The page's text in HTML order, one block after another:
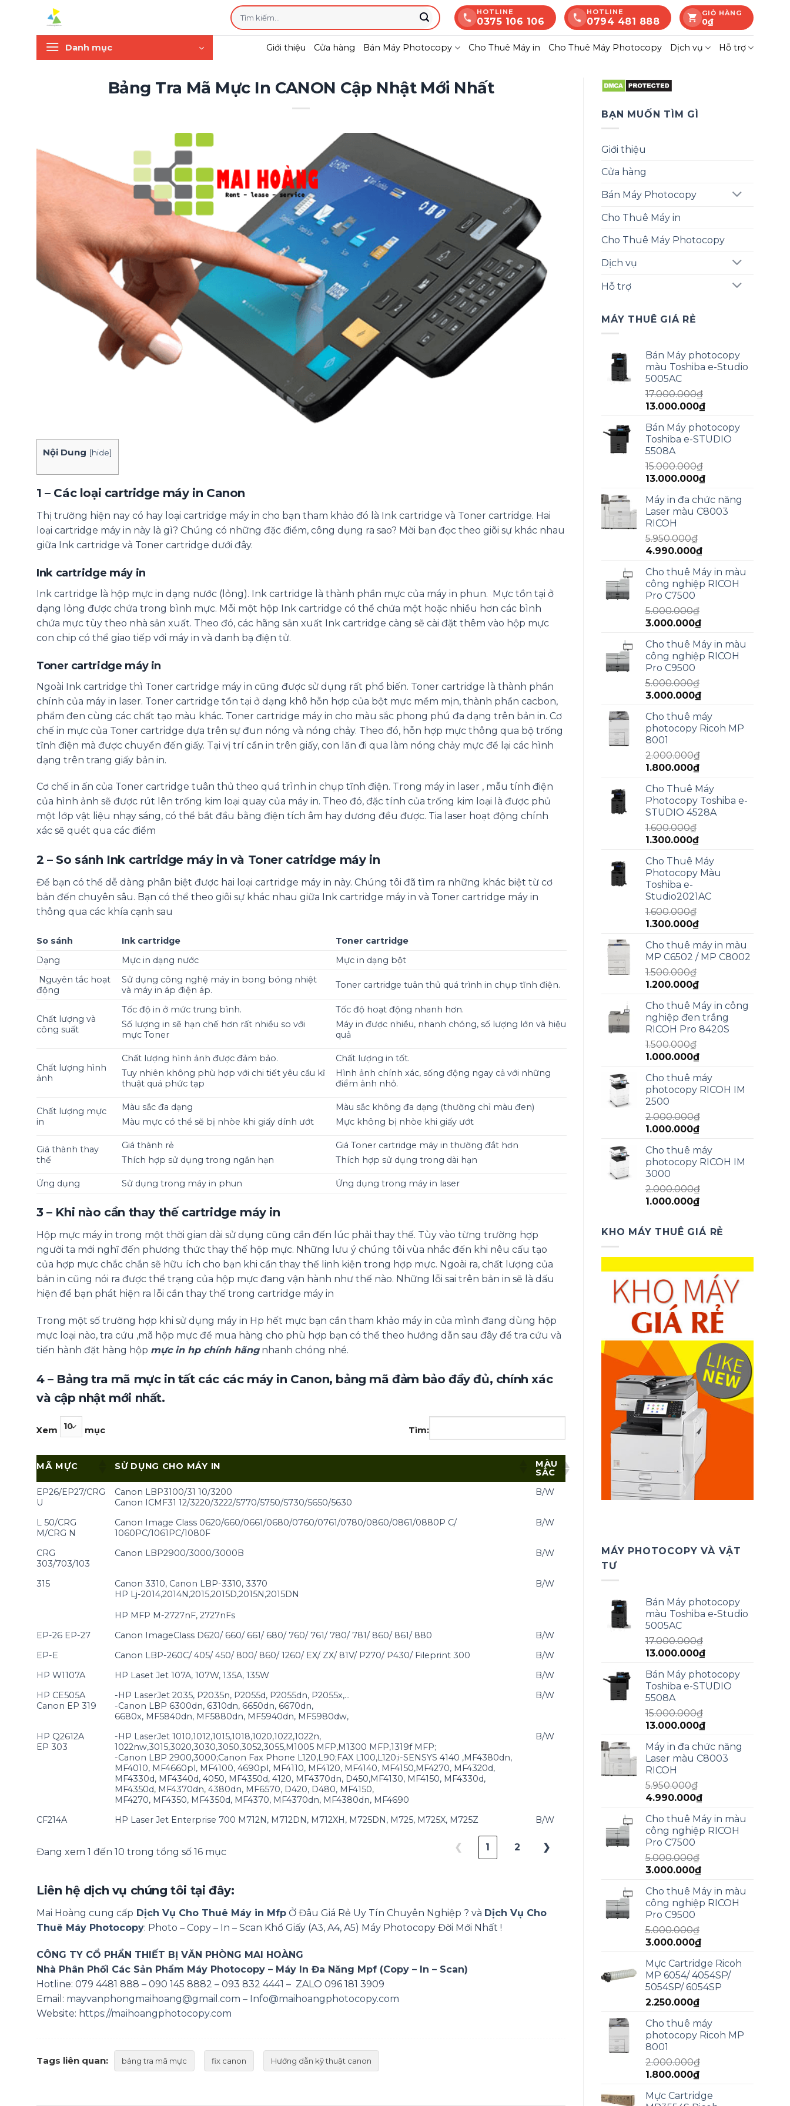
Tìm
kiếm:
HOTLINE
0375 106 106
HOTLINE
0794 481 888
GIỎ HÀNG
0₫
Danh mục Giới thiệu Cửa hàng Bán Máy Photocopy Cho Thuê Máy in Cho Thuê Máy Photocopy Dịch vụ Hỗ trợ
Bảng Tra Mã Mực In CANON Cập Nhật Mới Nhất
Nội Dung [hide]
1 – Các loại cartridge máy in Canon
Thị trường hiện nay có hay loại cartridge máy in cho bạn tham khảo đó là Ink cartridge và Toner cartridge. Hai
loại cartridge máy in này là gì? Chúng có những đặc điểm, công dụng ra sao? Mời bạn đọc theo giõi sự khác nhau
giữa Ink cartridge và Toner cartridge dưới đây.
Ink cartridge máy in
Ink cartridge là hộp mực in dạng nước (lỏng). Ink cartridge là thành phần mực của máy in phun. Mực tồn tại ở
dạng lỏng được chứa trong bình mực. Mỗi một hộp Ink cartridge có thể chứa một hoặc nhiều hơn các bình
chứa mực tùy theo nhà sản xuất. Theo đó, các hãng sản xuất Ink cartridge càng sẽ cài đặt thêm vào hộp mực
con chip có thể giao tiếp với máy in và danh bạ điện tử.
Toner cartridge máy in
Ngoài Ink cartridge thì Toner cartridge máy in cũng được sử dụng rất phổ biến. Toner cartridge là thành phần
chính của máy in laser. Toner cartridge tồn tại ở dạng khô hỗn hợp của bột mực mềm mịn, thành phần cacbon,
phẩm đen cùng các chất tạo màu khác. Toner cartridge máy in cho màu sắc phong phú đa dạng trên bản in. Cơ
chế in mực của Toner cartridge dựa trên sự đun nóng và nóng chảy. Theo đó, hỗn hợp mực thông qua bộ trống
tĩnh điện mà được chuyển đến giấy. Tại vị trí cần in trên giấy, con lăn đi qua làm nóng chảy mực để lại các hình
dạng trên trang giấy bản in.
Cơ chế in ấn của Toner cartridge tuân thủ theo quá trình in chụp tĩnh điện. Trong máy in laser , mẫu tính điện
của hình ảnh sẽ được rút lên trống kim loại quay của máy in. Theo đó, đặc tính của trống kim loại là được phủ
một lớp vật liệu nhạy sáng, có thể bắt đầu bằng điện tích âm hay dương đều được. Tia laser hoạt động chính
xác sẽ quét qua các điểm
2 – So sánh Ink cartridge máy in và Toner catridge máy in
Để bạn có thể dễ dàng phân biệt được hai loại cartridge máy in này. Chúng tôi đã tìm ra những khác biệt từ cơ
bản đến chuyên sâu. Bạn có thể theo giõi sự khác nhau giữa Ink cartridge máy in và Toner cartridge máy in
thông qua các khía cạnh sau
So sánh Ink cartridge
Toner cartridge
Dạng
Mực in dạng nước
Mực in dạng bột
Nguyên tắc hoạt
động
Sử dụng công nghệ máy in bong bóng nhiệt
và máy in áp điện áp.
Toner cartridge tuân thủ quá trình in chụp tĩnh điện.
Chất lượng và
công suất
Tốc độ in ở mức trung bình.
Số lượng in sẽ hạn chế hơn rất nhiều so với
mực Toner
Tốc độ hoạt động nhanh hơn.
Máy in được nhiều, nhanh chóng, số lượng lớn và hiệu
quả
Chất lượng hình
ảnh
Chất lượng hình ảnh được đảm bảo.
Tuy nhiên không phù hợp với chi tiết yêu cầu kĩ
thuật quá phức tạp
Chất lượng in tốt.
Hình ảnh chính xác, sống động ngay cả với những
điểm ảnh nhỏ.
Chất lượng mực
in
Màu sắc đa dạng
Màu mực có thể sẽ bị nhòe khi giấy dính ướt
Màu sắc không đa dạng (thường chỉ màu đen)
Mực không bị nhòe khi giấy ướt
Giá thành thay
thế
Giá thành rẻ
Thích hợp sử dụng trong ngắn hạn
Giá Toner cartridge máy in thường đắt hơn
Thích hợp sử dụng trong dài hạn
Ứng dụng Sử dụng trong máy in phun Ứng dụng trong máy in laser
3 – Khi nào cần thay thế cartridge máy in
Hộp mực máy in trong một thời gian dài sử dụng cũng cần đến lúc phải thay thế. Tùy vào từng trường hợp
người ta mới nghĩ đến phương thức thay thế hộp mực. Những lưu ý chúng tôi vùa nhắc đến khi nêu cấu tạo
của hợp mực chắc chắn sẽ hữu ích cho bạn khi cần thay thế linh kiện trong hợp mực. Ngoài ra, chất lượng của
bản in cũng nói ra được thể trạng của hộp mực đang vận hành như thế nào. Những lỗi sai trên bản in sẽ là dấu
hiện để bạn phát hiện ra lỗi cần thay thế trong cartridge máy in
Trong một số trường hợp khi sử dụng máy in Hp hết mực bạn cần tham khảo máy in của mình đang dùng hộp
mực loại nào, tra cứu ,mã hộp mực để mua hàng cho phù hợp bạn có thể theo hướng dẫn sau đây để tra cứu và
tiến hành đặt hàng hộp mực in hp chính hãngnhanh chóng nhé.
4 – Bảng tra mã mực in tất các các máy in Canon, bảng mã đảm bảo đầy đủ, chính xác
và cập nhật mới nhất.
Xem mục Tìm:
MÃ MỰC SỬ DỤNG CHO MÁY IN
MÀU
SẮC
EP26/EP27/CRG
U
Canon LBP3100/31 10/3200
Canon ICMF31 12/3220/3222/5770/5750/5730/5650/5630
B/W
L 50/CRG
M/CRG N
Canon Image Class 0620/660/0661/0680/0760/0761/0780/0860/0861/0880P C/
1060PC/1061PC/1080F
B/W
CRG
303/703/103
Canon LBP2900/3000/3000B B/W
315
Canon 3310, Canon LBP-3310, 3370
HP Lj-2014,2014N,2015,2015D,2015N,2015DN
HP MFP M-2727nF, 2727nFs
B/W
EP-26 EP-27 Canon ImageClass D620/ 660/ 661/ 680/ 760/ 761/ 780/ 781/ 860/ 861/ 880
B/W
EP-E
Canon LBP-260C/ 405/ 450/ 800/ 860/ 1260/ EX/ ZX/ 81V/ P270/ P430/ Fileprint 300
B/W
HP W1107A
HP Laset Jet 107A, 107W, 135A, 135W
B/W
HP CE505A
Canon EP 319
-HP LaserJet 2035, P2035n, P2055d, P2055dn, P2055x,…
-Canon LBP 6300dn, 6310dn, 6650dn, 6670dn,
6680x, MF5840dn, MF5880dn, MF5940dn, MF5980dw,
B/W
HP Q2612A
EP 303
-HP LaserJet 1010,1012,1015,1018,1020,1022,1022n,
1022nw,3015,3020,3030,3050,3052,3055,M1005 MFP,M1300 MFP,1319f MFP;
-Canon LBP 2900,3000;Canon Fax Phone L120,L90;FAX L100,L120;i-SENSYS 4140 ,MF4380dn,
MF4010, MF4660pl, MF4100, 4690pl, MF4110, MF4120, MF4140, MF4150,MF4270, MF4320d,
MF4330d, MF4340d, 4050, MF4350d, 4120, MF4370dn, D450,MF4130, MF4150, MF4330d,
MF4350d, MF4370dn, 4380dn, MF6570, D420, D480, MF4150,
MF4270, MF4350, MF4350d, MF4370, MF4370dn, MF4380dn, MF4690
B/W
CF214A HP Laser Jet Enterprise 700 M712N, M712DN, M712XH, M725DN, M725, M725X, M725Z B/W
Đang xem 1 đến 10 trong tổng số 16 mục ❮ 1 2 ❯
Liên hệ dịch vụ chúng tôi tại đây:
Mai Hoàng cung cấp Dịch Vụ Cho Thuê Máy in Mfp Ở Đâu Giá Rẻ Uy Tín Chuyên Nghiệp ? và Dịch Vụ Cho
Thuê Máy Photocopy: Photo – Copy – In – Scan Khổ Giấy (A3, A4, A5) Máy Photocopy Đời Mới Nhất !
CÔNG TY CỔ PHẦN THIẾT BỊ VĂN PHÒNG MAI HOÀNG
Nhà Phân Phối Các Sản Phẩm Máy Photocopy – Máy In Đa Năng Mpf (Copy – In – Scan)
Hotline: 079 4481 888 – 090 145 8882 – 093 832 4441 – ZALO 096 181 3909
Email: mayvanphongmaihoang@gmail.com – Info@maihoangphotocopy.com
Website: https://maihoangphotocopy.com
Tags liên quan: bảng tra mã mực fix canon Hướng dẫn kỹ thuật canon
BẠN MUỐN TÌM GÌ
Giới thiệu
Cửa hàng
Bán Máy Photocopy
Cho Thuê Máy in
Cho Thuê Máy Photocopy
Dịch vụ
Hỗ trợ
MÁY THUÊ GIÁ RẺ
Bán Máy photocopy
màu Toshiba e-Studio
5005AC
17.000.000₫
Giá
là:
17.000.000₫.
13.000.000₫Giá
tại
là:
Bán Máy photocopy
Toshiba e-STUDIO
5508A
15.000.000₫
Giá
là:
15.000.000₫.
13.000.000₫Giá
tại
là:
Máy in đa chức năng
Laser màu C8003
RICOH
5.950.000₫
Giá
là:
5.950.000₫.
4.990.000₫Giá
tại
là:
Cho thuê Máy in màu
công nghiệp RICOH
Pro C7500
5.000.000₫
Giá
là:
5.000.000₫.
3.000.000₫Giá
tại
là:
Cho thuê Máy in màu
công nghiệp RICOH
Pro C9500
5.000.000₫
Giá
là:
5.000.000₫.
3.000.000₫Giá
tại
là:
Cho thuê máy
photocopy Ricoh MP
8001
2.000.000₫
Giá
là:
2.000.000₫.
1.800.000₫Giá
tại
là:
1.800.000₫.
Cho Thuê Máy
Photocopy Toshiba e-
STUDIO 4528A
1.600.000₫
Giá
là:
1.600.000₫.
1.300.000₫Giá
tại
là:
Cho Thuê Máy
Photocopy Màu
Toshiba e-
Studio2021AC
1.600.000₫
Giá
là:
1.600.000₫.
1.300.000₫Giá
tại
là:
Cho thuê máy in màu
MP C6502 / MP C8002
1.500.000₫
Giá
là:
1.500.000₫.
1.200.000₫Giá
tại
là:
1.200.000₫.
Cho thuê Máy in công
nghiệp đen trắng
RICOH Pro 8420S
1.500.000₫
Giá
là:
1.500.000₫.
1.000.000₫Giá
tại
là:
Cho thuê máy
photocopy RICOH IM
2500
2.000.000₫
Giá
là:
2.000.000₫.
1.000.000₫Giá
tại
là:
Cho thuê máy
photocopy RICOH IM
3000
2.000.000₫
Giá
là:
2.000.000₫.
1.000.000₫Giá
tại
là:
KHO MÁY THUÊ GIÁ RẺ
MÁY PHOTOCOPY VÀ VẬT
TƯ
Bán Máy photocopy
màu Toshiba e-Studio
5005AC
17.000.000₫
Giá
là:
17.000.000₫.
13.000.000₫Giá
tại
là:
Bán Máy photocopy
Toshiba e-STUDIO
5508A
15.000.000₫
Giá
là:
15.000.000₫.
13.000.000₫Giá
tại
là:
Máy in đa chức năng
Laser màu C8003
RICOH
5.950.000₫
Giá
là:
5.950.000₫.
4.990.000₫Giá
tại
là:
Cho thuê Máy in màu
công nghiệp RICOH
Pro C7500
5.000.000₫
Giá
là:
5.000.000₫.
3.000.000₫Giá
tại
là:
Cho thuê Máy in màu
công nghiệp RICOH
Pro C9500
5.000.000₫
Giá
là:
5.000.000₫.
3.000.000₫Giá
tại
là:
3.000.000₫.
Mực Cartridge Ricoh
MP 6054/ 4054SP/
5054SP/ 6054SP
2.250.000₫
Cho thuê máy
photocopy Ricoh MP
8001
2.000.000₫
Giá
là:
1.800.000₫Giá
tại
Mực Cartridge